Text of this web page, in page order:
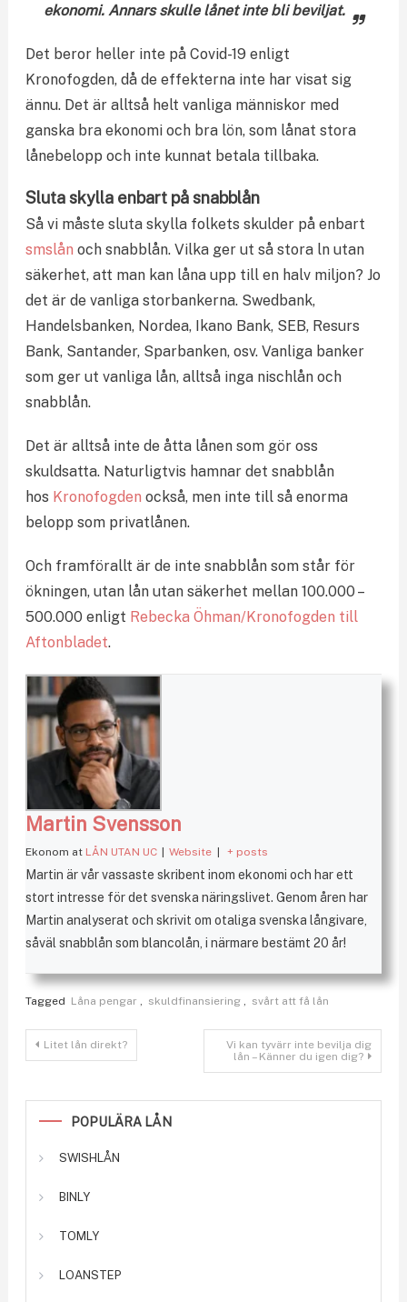
ekonomi. Annars skulle lånet inte bli beviljat.
Det beror heller inte på Covid-19 enligt
Kronofogden, då de effekterna inte har visat sig
ännu. Det är alltså helt vanliga människor med
ganska bra ekonomi och bra lön, som lånat stora
lånebelopp och inte kunnat betala tillbaka.
Sluta skylla enbart på snabblån
Så vi måste sluta skylla folkets skulder på enbart
smslån och snabblån. Vilka ger ut så stora ln utan
säkerhet, att man kan låna upp till en halv miljon? Jo
det är de vanliga storbankerna. Swedbank,
Handelsbanken, Nordea, Ikano Bank, SEB, Resurs
Bank, Santander, Sparbanken, osv. Vanliga banker
som ger ut vanliga lån, alltså inga nischlån och
snabblån.
Det är alltså inte de åtta lånen som gör oss
skuldsatta. Naturligtvis hamnar det snabblån
hos Kronofogden också, men inte till så enorma
belopp som privatlånen.
Och framförallt är de inte snabblån som står för
ökningen, utan lån utan säkerhet mellan 100.000 –
500.000 enligt Rebecka Öhman/Kronofogden till
Aftonbladet.
Martin Svensson
Ekonom at LÅN UTAN UC Website + posts
Martin är vår vassaste skribent inom ekonomi och har ett
stort intresse för det svenska näringslivet. Genom åren har
Martin analyserat och skrivit om otaliga svenska långivare,
såväl snabblån som blancolån, i närmare bestämt 20 år!
Tagged Låna pengar , skuldfinansiering , svårt att få lån
Inläggsnavigering
Litet lån direkt?
Vi kan tyvärr inte bevilja dig
lån – Känner du igen dig?
POPULÄRA LÅN
SWISHLÅN
BINLY
TOMLY
LOANSTEP